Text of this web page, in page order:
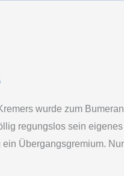
wurde zum
regungslos sein eigenes
Übergangsgremium.